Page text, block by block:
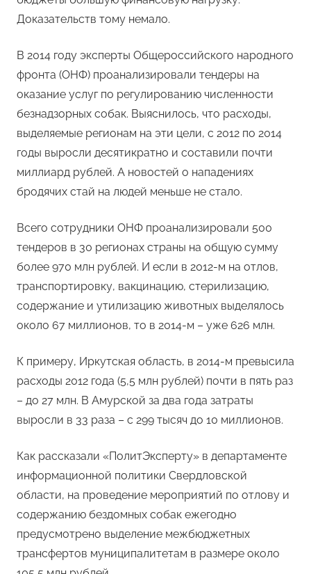
Доказательств тому немало.
В 2014 году эксперты Общероссийского народного
фронта (ОНФ) проанализировали тендеры на
оказание услуг по регулированию численности
безнадзорных собак. Выяснилось, что расходы,
выделяемые регионам на эти цели, с 2012 по 2014
годы выросли десятикратно и составили почти
миллиард рублей. А новостей о нападениях
бродячих стай на людей меньше не стало.
Всего сотрудники ОНФ проанализировали 500
тендеров в 30 регионах страны на общую сумму
более 970 млн рублей. И если в 2012-м на отлов,
транспортировку, вакцинацию, стерилизацию,
содержание и утилизацию животных выделялось
около 67 миллионов, то в 2014-м – уже 626 млн.
К примеру, Иркутская область, в 2014-м превысила
расходы 2012 года (5,5 млн рублей) почти в пять раз
– до 27 млн. В Амурской за два года затраты
выросли в 33 раза – с 299 тысяч до 10 миллионов.
Как рассказали «ПолитЭксперту» в департаменте
информационной политики Свердловской
области, на проведение мероприятий по отлову и
содержанию бездомных собак ежегодно
предусмотрено выделение межбюджетных
трансфертов муниципалитетам в размере около